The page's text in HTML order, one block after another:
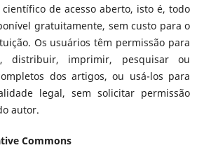
de acesso aberto, isto é, todo
gratuitamente, sem custo para o
Os usuários têm permissão para
distribuir, imprimir, pesquisar ou
dos artigos, ou usá-los para
legal, sem solicitar permissão
autor.
Commons